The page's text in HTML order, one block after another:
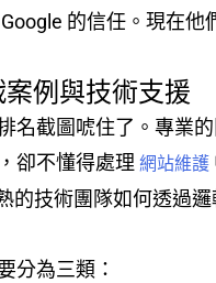
的信任。現在
案例與技術支援
名截圖唬住了。專業
卻不懂得處理網站維護
的技術團隊如何透過
分為三類：